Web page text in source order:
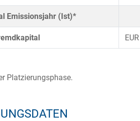
Emissionsjahr (Ist)*
Platzierungsphase.